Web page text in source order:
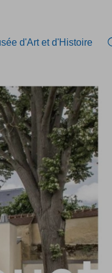
d'Art et d'Histoire